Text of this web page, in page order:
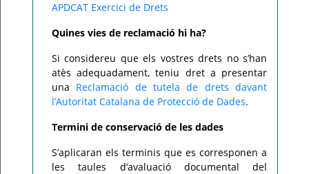
APDCAT Exercici de Drets
Quines vies de reclamació hi ha?
Si considereu que els vostres drets no s’han
atès adequadament, teniu dret a presentar
una Reclamació de tutela de drets davant
l’Autoritat Catalana de Protecció de Dades.
Termini de conservació de les dades
S’aplicaran els terminis que es corresponen a
les taules d’avaluació documental del